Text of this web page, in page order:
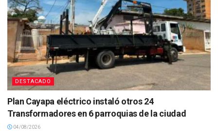
DESTACADO
Plan Cayapa eléctrico instaló otros 24
Transformadores en 6 parroquias de la ciudad
04/08/2026